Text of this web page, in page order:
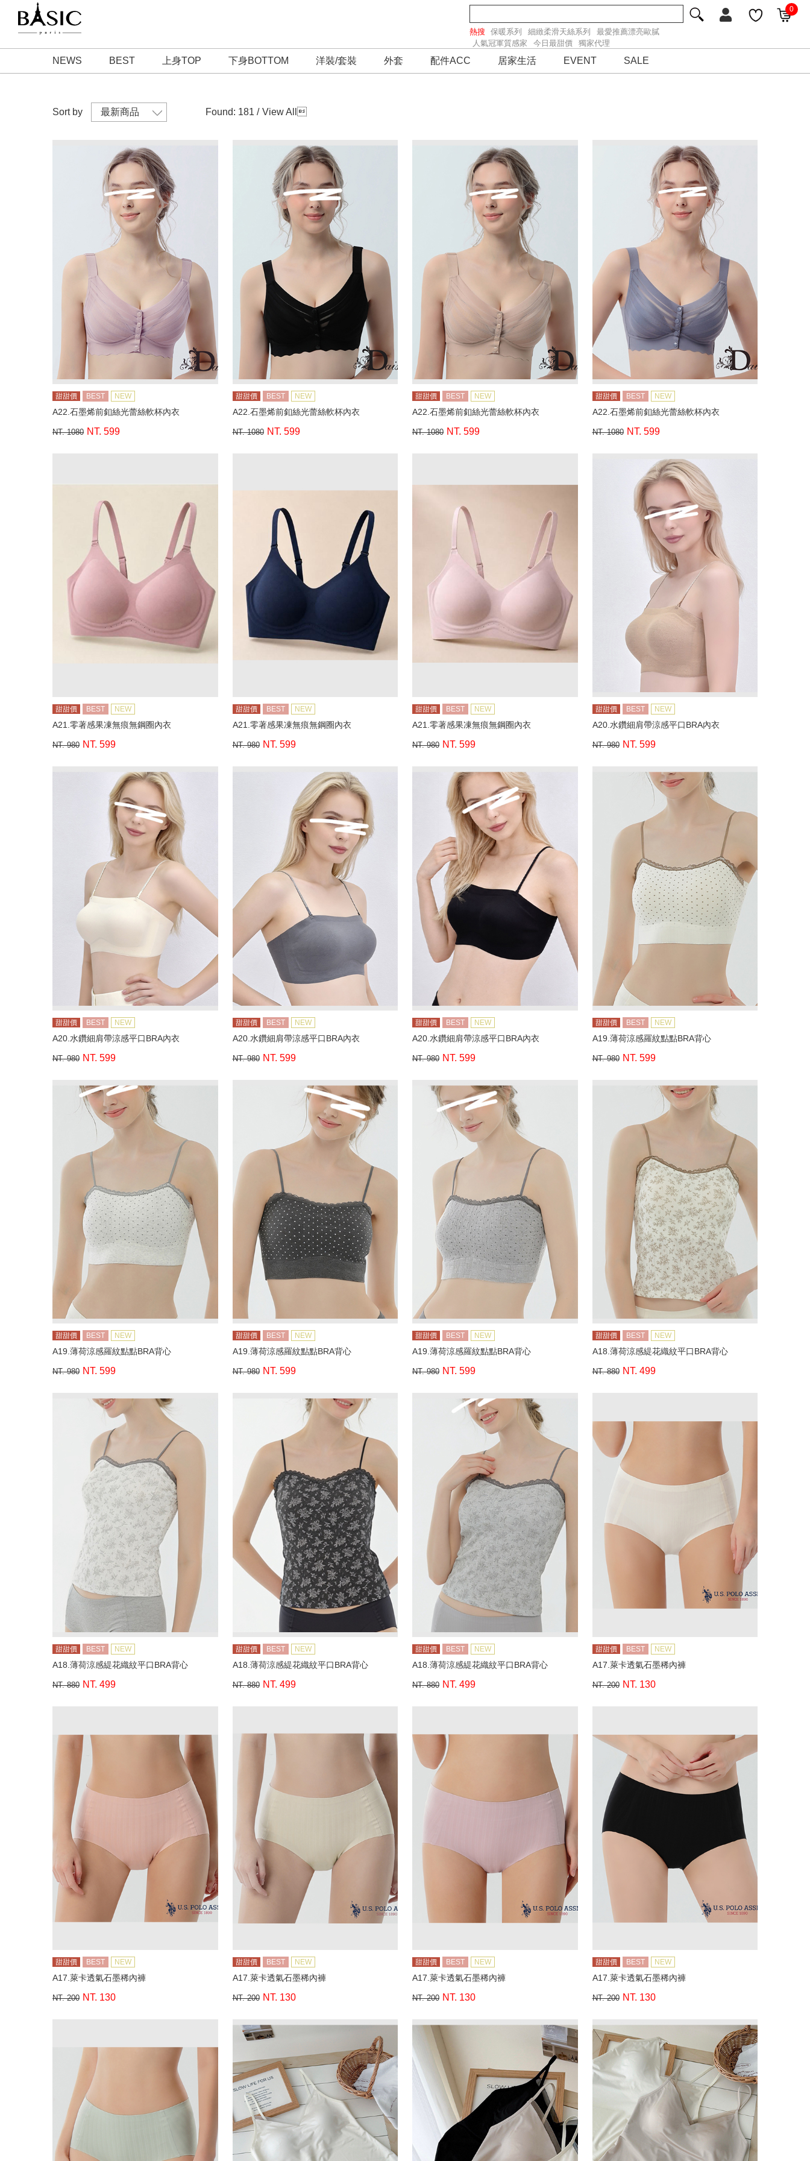
0
NEWS BEST 上身TOP 下身BOTTOM 洋裝/套裝 外套 配件ACC 居家生活 EVENT SALE
熱搜 保暖系列 細緻柔滑天絲系列
最愛推薦漂亮歐膩
人氣冠軍質感家
今日最甜價 獨家代理
Sort by Found: 181 / View All 
甜甜價 BEST NEW
A22.石墨烯前釦絲光蕾絲軟杯內衣
NT. 1080 NT. 599
甜甜價 BEST NEW
A22.石墨烯前釦絲光蕾絲軟杯內衣
NT. 1080 NT. 599
甜甜價 BEST NEW
A22.石墨烯前釦絲光蕾絲軟杯內衣
NT. 1080 NT. 599
甜甜價 BEST NEW
A22.石墨烯前釦絲光蕾絲軟杯內衣
NT. 1080 NT. 599
甜甜價 BEST NEW
A21.零著感果凍無痕無鋼圈內衣
NT. 980 NT. 599
甜甜價 BEST NEW
A21.零著感果凍無痕無鋼圈內衣
NT. 980 NT. 599
甜甜價 BEST NEW
A21.零著感果凍無痕無鋼圈內衣
NT. 980 NT. 599
甜甜價 BEST NEW
A20.水鑽細肩帶涼感平口BRA內衣
NT. 980 NT. 599
甜甜價 BEST NEW
A20.水鑽細肩帶涼感平口BRA內衣
NT. 980 NT. 599
甜甜價 BEST NEW
A20.水鑽細肩帶涼感平口BRA內衣
NT. 980 NT. 599
甜甜價 BEST NEW
A20.水鑽細肩帶涼感平口BRA內衣
NT. 980 NT. 599
甜甜價 BEST NEW
A19.薄荷涼感羅紋點點BRA背心
NT. 980 NT. 599
甜甜價 BEST NEW
A19.薄荷涼感羅紋點點BRA背心
NT. 980 NT. 599
甜甜價 BEST NEW
A19.薄荷涼感羅紋點點BRA背心
NT. 980 NT. 599
甜甜價 BEST NEW
A19.薄荷涼感羅紋點點BRA背心
NT. 980 NT. 599
甜甜價 BEST NEW
A18.薄荷涼感緹花織紋平口BRA背心
NT. 880 NT. 499
甜甜價 BEST NEW
A18.薄荷涼感緹花織紋平口BRA背心
NT. 880 NT. 499
甜甜價 BEST NEW
A18.薄荷涼感緹花織紋平口BRA背心
NT. 880 NT. 499
甜甜價 BEST NEW
A18.薄荷涼感緹花織紋平口BRA背心
NT. 880 NT. 499
甜甜價 BEST NEW
A17.萊卡透氣石墨稀內褲
NT. 200 NT. 130
甜甜價 BEST NEW
A17.萊卡透氣石墨稀內褲
NT. 200 NT. 130
甜甜價 BEST NEW
A17.萊卡透氣石墨稀內褲
NT. 200 NT. 130
甜甜價 BEST NEW
A17.萊卡透氣石墨稀內褲
NT. 200 NT. 130
甜甜價 BEST NEW
A17.萊卡透氣石墨稀內褲
NT. 200 NT. 130